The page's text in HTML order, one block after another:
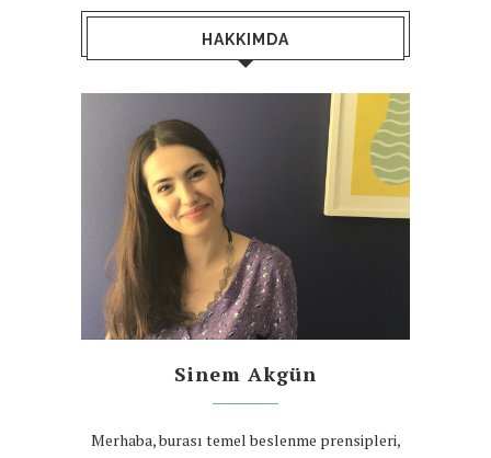
HAKKIMDA
Sinem Akgün
Merhaba, burası temel beslenme prensipleri,